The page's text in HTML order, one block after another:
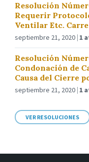
Resolución
Requerir
Ventilar Etc.
septiembre 21, 2020 1
Resolución
Condonación de
Causa del Cierre
septiembre 21, 2020 1
VER RESOLUCIONES